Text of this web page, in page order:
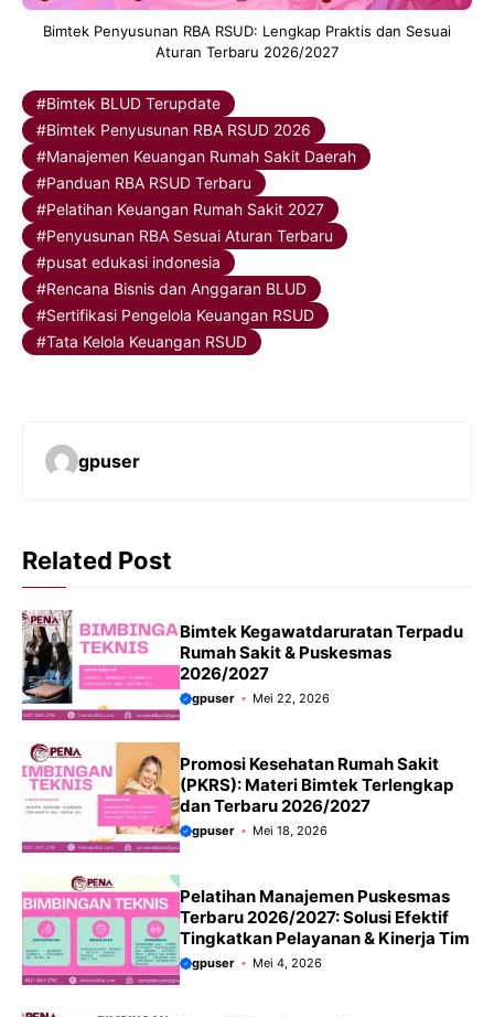
Bimtek Penyusunan RBA RSUD: Lengkap Praktis dan Sesuai
Aturan Terbaru 2026/2027
Bimtek BLUD Terupdate
Bimtek Penyusunan RBA RSUD 2026
Manajemen Keuangan Rumah Sakit Daerah
Panduan RBA RSUD Terbaru
Pelatihan Keuangan Rumah Sakit 2027
Penyusunan RBA Sesuai Aturan Terbaru
pusat edukasi indonesia
Rencana Bisnis dan Anggaran BLUD
Sertifikasi Pengelola Keuangan RSUD
Tata Kelola Keuangan RSUD
gpuser
Related Post
Bimtek Kegawatdaruratan Terpadu
Rumah Sakit & Puskesmas
2026/2027
gpuser Mei 22, 2026
Promosi Kesehatan Rumah Sakit
(PKRS): Materi Bimtek Terlengkap
dan Terbaru 2026/2027
gpuser Mei 18, 2026
Pelatihan Manajemen Puskesmas
Terbaru 2026/2027: Solusi Efektif
Tingkatkan Pelayanan & Kinerja Tim
gpuser Mei 4, 2026